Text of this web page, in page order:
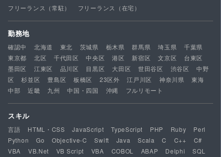
フリーランス（常駐） フリーランス（在宅）
勤務地
確認中 北海道 東北 茨城県 栃木県 群馬県 埼玉県
千葉県
東京都
北区 千代田区 中央区 港区 新宿区 文京区
台東区
墨田区
江東区 品川区 目黒区 大田区 世田谷区 渋谷区
中野
区
杉並区 豊島区 板橋区 23区外 江戸川区 神奈川県
東海
中部
近畿 九州 中国・四国 沖縄 フルリモート
スキル
言語 HTML・CSS JavaScript TypeScript PHP Ruby
Perl
Python
Go Objective-C Swift Java Scala C C++
C#
VBA
VB.Net VB Script VBA COBOL ABAP Delphi
SQL